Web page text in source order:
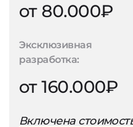
от 80.000₽
Эксклюзивная
разработка:
от 160.000₽
Включена